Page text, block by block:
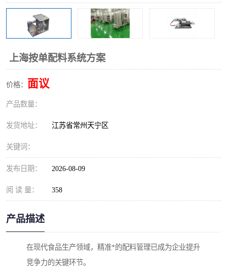
上海按单配料系统方案
价格： 面议
产品数量：
发货地址： 江苏省常州天宁区
关键词：
发布日期： 2026-08-09
阅 读 量： 358
产品描述
在现代食品生产领域，精准*的配料管理已成为企业提升
竞争力的关键环节。